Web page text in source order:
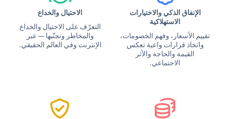
الإنفاق الذكي والاختيارات
الاستهلاكية
تقييم الأسعار، وفهم الخصومات،
واتخاذ قرارات واعية تعكس
القيمة والحاجة والأثر
الاجتماعي.
الاحتيال والخداع
التعرّف على الاحتيال والخداع
والمخاطر وتجنّبها — عبر
الإنترنت وفي العالم الحقيقي.